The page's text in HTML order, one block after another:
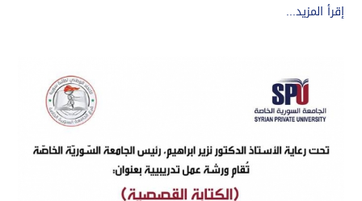
إقرأ المزيد...